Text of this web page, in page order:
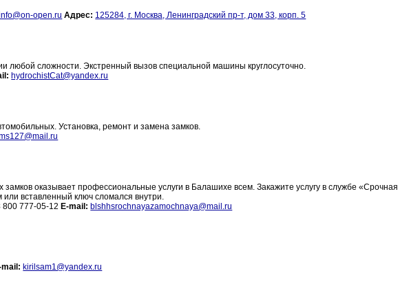
open.ru Адрес: 125284, г. Москва, Ленинградский пр-т, дом 33, корп. 5
любой сложности. Экстренный вызов специальной машины круглосуточно.
hydrochistCat@yandex.ru
Установка, ремонт и замена замков.
оказывает профессиональные услуги в Балашихе всем. Закажите услугу в службе «Срочная
вставленный ключ сломался внутри.
800 777-05-12 E-mail: blshhsrochnayazamochnaya@mail.ru
mail: kirilsam1@yandex.ru